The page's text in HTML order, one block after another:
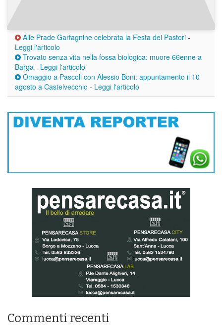
Alle Prade Garfagnine celebrata la Festa dei Pastori -
Leggi l'articolo
Trovato senza vita nella fossa biologica: muore 66enne a
Barga - Leggi l'articolo
Omaggio a Pascoli con Alessio Boni: appuntamento il 10
agosto a Castelvecchio - Leggi l'articolo
Commenti recenti